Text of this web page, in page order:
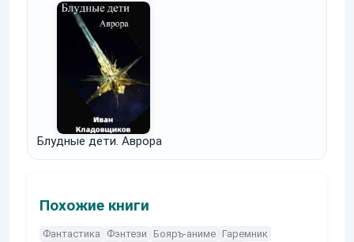
Блудные дети. Аврора
Похожие книги
Фантастика Фэнтези Бояръ-аниме Гаремник